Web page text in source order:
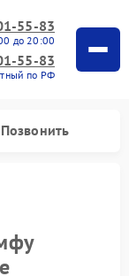
55-83
до 20:00
55-83
по РФ
Позвонить